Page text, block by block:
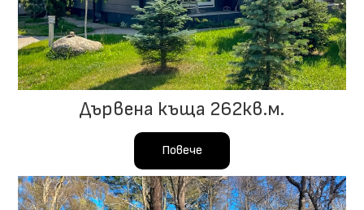
Дървена къща 262кв.м.
Повече